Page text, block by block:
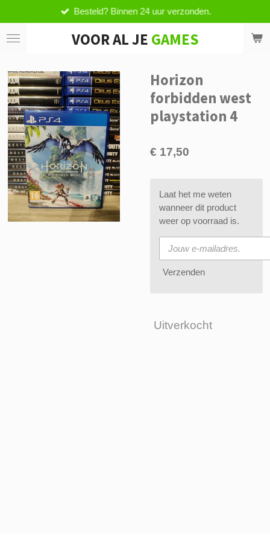
direct
naar
VOOR AL JE GAMES
Besteld? Binnen 24 uur verzonden.
Horizon
forbidden west
playstation 4
€ 17,50
Laat het me weten
wanneer dit product
weer op voorraad is.
Verzenden
Uitverkocht